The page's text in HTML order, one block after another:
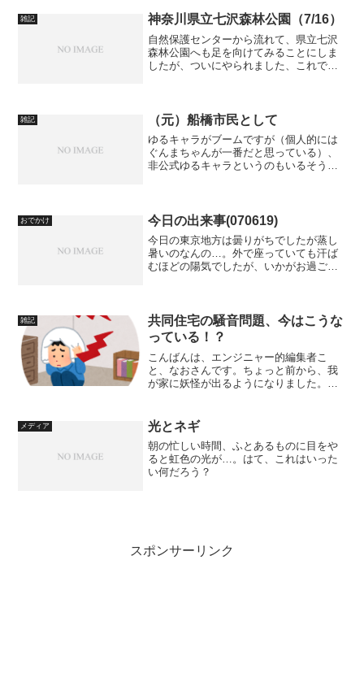
歩行者用信号が青に変...
雑記 神奈川県立七沢森林公園（7/16）
自然保護センターから流れて、県立七沢
森林公園へも足を向けてみることにしま
したが、ついにやられました、これで
雑記 （元）船橋市民として
ゆるキャラがブームですが（個人的には
ぐんまちゃんが一番だと思っている）、
非公式ゆるキャラというのもいるそうで
「ゆるキャラグランプリ...
おでかけ 今日の出来事(070619)
今日の東京地方は曇りがちでしたが蒸し
暑いのなんの…。外で座っていても汗ば
むほどの陽気でしたが、いかがお過ごし
っていくのが寂しいと言い...
雑記
共同住宅の騒音問題、今はこうな
っている！？
こんばんは、エンジニャー的編集者こ
と、なおさんです。ちょっと前から、我
が家に妖怪が出るようになりました。夜
がキャンキャン鳴くような声がするので
す。これはきっと、妖怪「座...
メディア 光とネギ
朝の忙しい時間、ふとあるものに目をや
ると虹色の光が…。はて、これはいった
い何だろう？
スポンサーリンク